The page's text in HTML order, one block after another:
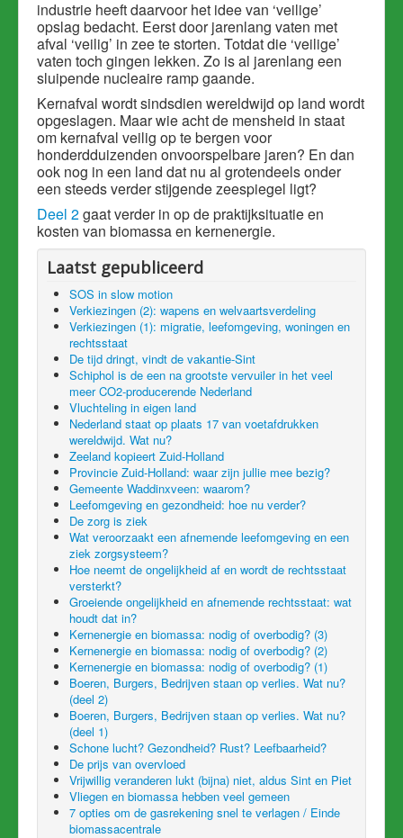
industrie heeft daarvoor het idee van ‘veilige’
opslag bedacht. Eerst door jarenlang vaten met
afval ‘veilig’ in zee te storten. Totdat die ‘veilige’
vaten toch gingen lekken. Zo is al jarenlang een
sluipende nucleaire ramp gaande.
Kernafval wordt sindsdien wereldwijd op land wordt
opgeslagen. Maar wie acht de mensheid in staat
om kernafval veilig op te bergen voor
honderdduizenden onvoorspelbare jaren? En dan
ook nog in een land dat nu al grotendeels onder
een steeds verder stijgende zeespiegel ligt?
Deel 2gaat verder in op de praktijksituatie en
kosten van biomassa en kernenergie.
Laatst gepubliceerd
SOS in slow motion
Verkiezingen (2): wapens en welvaartsverdeling
Verkiezingen (1): migratie, leefomgeving, woningen en
rechtsstaat
De tijd dringt, vindt de vakantie-Sint
Schiphol is de een na grootste vervuiler in het veel
meer CO2-producerende Nederland
Vluchteling in eigen land
Nederland staat op plaats 17 van voetafdrukken
wereldwijd. Wat nu?
Zeeland kopieert Zuid-Holland
Provincie Zuid-Holland: waar zijn jullie mee bezig?
Gemeente Waddinxveen: waarom?
Leefomgeving en gezondheid: hoe nu verder?
De zorg is ziek
Wat veroorzaakt een afnemende leefomgeving en een
ziek zorgsysteem?
Hoe neemt de ongelijkheid af en wordt de rechtsstaat
versterkt?
Groeiende ongelijkheid en afnemende rechtsstaat: wat
houdt dat in?
Kernenergie en biomassa: nodig of overbodig? (3)
Kernenergie en biomassa: nodig of overbodig? (2)
Kernenergie en biomassa: nodig of overbodig? (1)
Boeren, Burgers, Bedrijven staan op verlies. Wat nu?
(deel 2)
Boeren, Burgers, Bedrijven staan op verlies. Wat nu?
(deel 1)
Schone lucht? Gezondheid? Rust? Leefbaarheid?
De prijs van overvloed
Vrijwillig veranderen lukt (bijna) niet, aldus Sint en Piet
Vliegen en biomassa hebben veel gemeen
7 opties om de gasrekening snel te verlagen / Einde
biomassacentrale